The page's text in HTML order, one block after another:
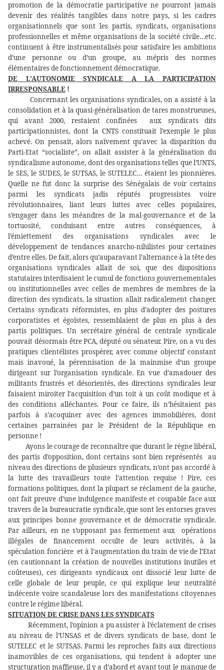
promotion de la démocratie participative ne pourront jamais
devenir des réalités tangibles dans notre pays, si les cadres
organisationnels que sont les partis, syndicats, organisations
professionnelles et même organisations de la société civile…etc.
continuent à être instrumentalisés pour satisfaire les ambitions
d’une personne ou d’un groupe, au mépris des normes
élémentaires de fonctionnement démocratique.
DE L’AUTONOMIE SYNDICALE A LA PARTICIPATION
IRRESPONSABLE !
Concernant les organisations syndicales, on a assisté à la
consolidation et à la quasi-généralisation de tares monstrueuses,
qui avant 2000, restaient confinées
aux syndicats dits
participationnistes, dont la CNTS constituait l’exemple le plus
achevé. On pensait, alors naïvement qu’avec la disparition du
Parti-Etat “socialiste”, on allait assister à la généralisation du
syndicalisme autonome, dont des organisations telles que l’UNTS,
le SES, le SUDES, le SUTSAS, le SUTELEC… étaient les pionnières.
Quelle ne fut donc la surprise des Sénégalais de voir certains
parmi les syndicats jadis réputés progressistes voire
révolutionnaires, liant leurs luttes avec celles populaires,
s’engager dans les méandres de la mal-gouvernance et de la
tortuosité, conduisant entre autres conséquences, à
l’émiettement des organisations syndicales avec le
développement de tendances anarcho-nihilistes pour certaines
d’entre elles. De fait, alors qu’auparavant l’alternance à la tête des
organisations syndicales allait de soi, que des dispositions
statutaires interdisaient le cumul de fonctions gouvernementales
ou institutionnelles avec celles de membres de membres de la
direction des syndicats, la situation allait radicalement changer.
Certains syndicats réformistes, en plus d’adopter des postures
corporatistes et égoïstes, ressemblaient de plus en plus à des
partis politiques. Un secrétaire général de centrale syndicale
pouvait désormais être PCA, député ou sénateur. Pire, on a vu des
pratiques clientélistes prospérer, avec comme objectif constant
mais inavoué, la pérennisation de la mainmise d’un groupe
dirigeant sur l’organisation syndicale. En vue d’amadouer des
militants frustrés et désorientés, des directions syndicales leur
faisaient miroiter l’acquisition d’un toit à un coût modique et à
des conditions alléchantes. Pour ce faire, ils n’hésitaient pas
parfois à s’acoquiner avec des agences immobilières, dont
certaines parrainées par le Président de la République en
personne !
Ayons le courage de reconnaître que durant le règne libéral,
des partis d’opposition, dont certains sont bien représentés
au
niveau des directions de plusieurs syndicats, n’ont pas accordé à
la lutte des travailleurs toute l’attention requise ! Pire, ces
formations politiques, dont la plupart se réclament de la gauche,
ont fait preuve d’une indulgence manifeste et coupable face aux
travers de la bureaucratie syndicale, que sont les entorses graves
aux principes bonne gouvernance et de démocratie syndicale.
Par ailleurs, en ne s’opposant pas fermement aux
opérations
illégales de financement occulte de leurs activités, à la
spéculation foncière et à l’augmentation du train de vie de l’Etat
(en cautionnant la création de nouvelles institutions inutiles et
coûteuses), ces dirigeants syndicaux ont dissocié leur lutte de
celle globale de leur peuple, ce qui explique leur neutralité
indécente voire scandaleuse lors des manifestations citoyennes
contre le régime libéral.
SITUATION DE CRISE DANS LES SYNDICATS
Récemment, l’opinion a pu assister à l’éclatement de crises
au niveau de l’UNSAS et de divers syndicats de base, dont le
SUTELEC et le SUTSAS. Parmi les reproches faits aux directions
inamovibles de ces organisations, qui tendent à adopter une
structuration maffieuse, il y a d’abord et avant tout le manque de